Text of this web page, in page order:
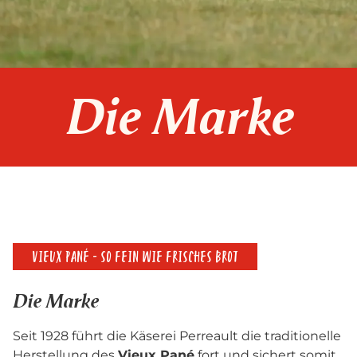
Die Marke
VIEUX PANÉ - SO FEIN WIE FRISCHES BROT
Die Marke
Seit 1928 führt die Käserei Perreault die traditionelle